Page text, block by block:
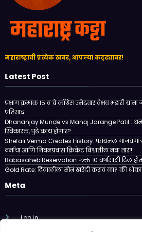
महाराष्ट्राची प्रत्येक खबर, आपल्या कट्ट्यावर!
Latest Post
प्रभाग क्रमांक १५ ब चे काँग्रेस उमेदवार वैभव भंडारी
प्रतिसाद…
Dhananjay Munde vs Manoj Jarange Patil :
स्विकारलं, पुढे काय होणार?
Shefali Verma Creates History: फायनल
वर्माचा आणि जिवनप्रवास क्रिकेट विश्वातील नवा तारा!
Babasaheb Reservation फक्त 10 वर्षासाठी दिलं
Gold Rate: दिवाळीला सोनं खरेदी करावं का? की
Meta
Log in